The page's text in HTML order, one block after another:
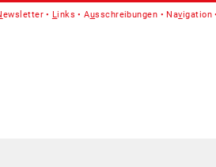
ewsletter Links Ausschreibungen Navigation